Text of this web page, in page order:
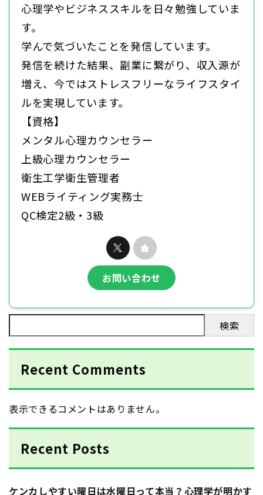
心理学やビジネススキルを日々勉強していま
す。
学んで気づいたことを発信しています。
発信を続けた結果、副業に繋がり、収入源が
増え、今ではストレスフリーなライフスタイ
ルを実現しています。
【資格】
メンタル心理カウンセラー
上級心理カウンセラー
衛生工学衛生管理者
WEBライティング実務士
QC検定2級・3級
お問い合わせ
検索
Recent Comments
表示できるコメントはありません。
Recent Posts
ケンカしやすい曜日は水曜日って本当？心理学が明かす